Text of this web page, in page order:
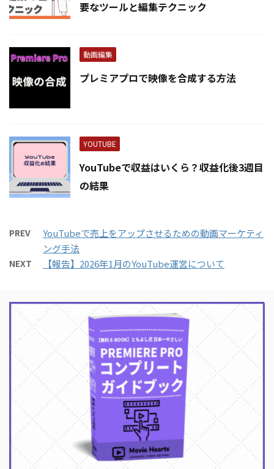
要なツールと編集テクニック
動画編集
プレミアプロで映像を合成する方法
YOUTUBE
YouTubeで収益はいくら？収益化後3週目
の結果
PREV
YouTubeで売上をアップさせるための動画マーケティ
ング手法
NEXT 【報告】2026年1月のYouTube運営について